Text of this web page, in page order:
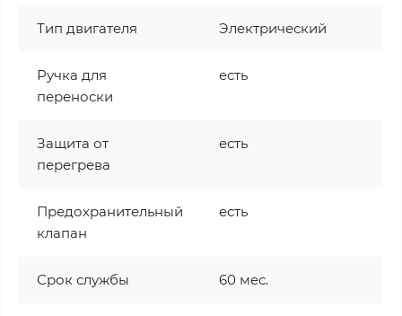
Тип двигателя Электрический
Ручка для
переноски
есть
Защита от
перегрева
есть
Предохранительный
клапан
есть
Срок службы 60 мес.